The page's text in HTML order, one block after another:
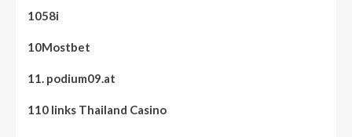
1058i
10Mostbet
11. podium09.at
110 links Thailand Casino